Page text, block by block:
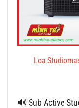
Loa
🔊 Sub Active